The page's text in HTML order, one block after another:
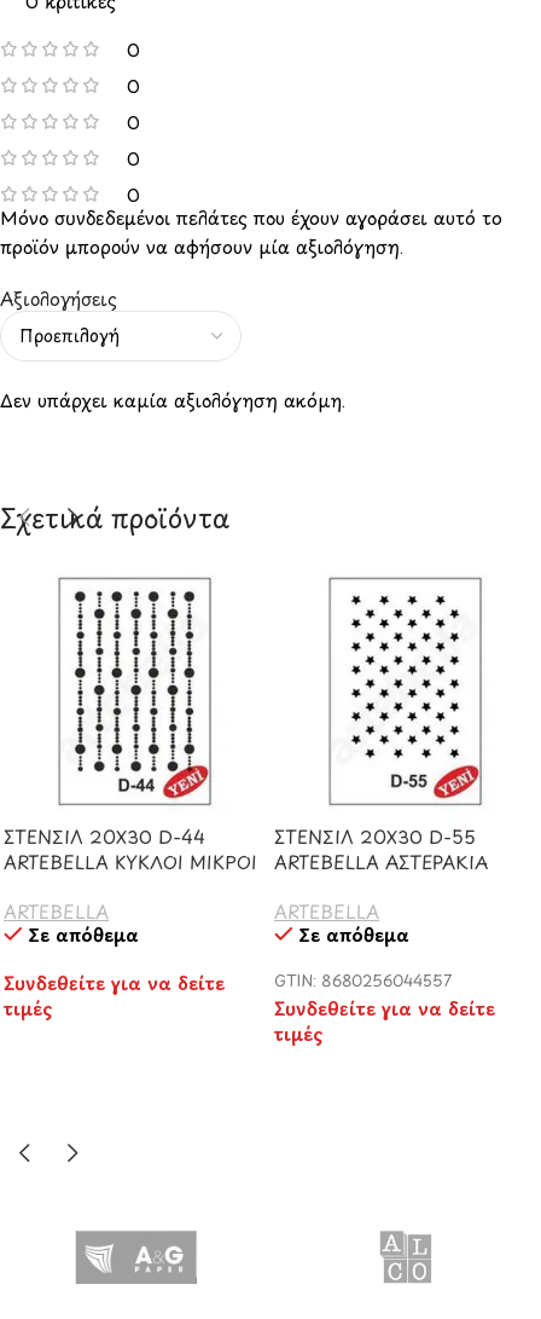
0
0
0
0
0
Αξιολογήσεις
Δεν υπάρχει καμία αξιολόγηση ακόμη.
Μόνο συνδεδεμένοι πελάτες που έχουν αγοράσει αυτό το
προϊόν μπορούν να αφήσουν μία αξιολόγηση.
Σχετικά προϊόντα
ΣΤΕΝΣΙΛ 20Χ30 D-44
ARTEBELLA ΚΥΚΛΟΙ ΜΙΚΡΟΙ
ARTEBELLA
Σε απόθεμα
Συνδεθείτε για να δείτε
τιμές
ΣΤΕΝΣΙΛ 20Χ30 D-55
ARTEBELLA ΑΣΤΕΡΑΚΙΑ
ARTEBELLA
Σε απόθεμα
GTIN: 8680256044557
Συνδεθείτε για να δείτε
τιμές